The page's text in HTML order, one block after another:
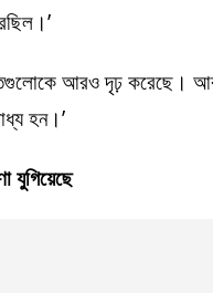
আরও দৃঢ় করেছে।
হন।’
যুগিয়েছে